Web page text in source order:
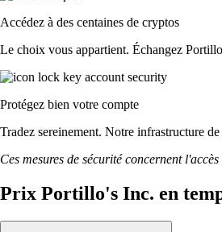
Accédez à des centaines de cryptos
Le choix vous appartient. Échangez
Protégez bien votre compte
Tradez sereinement. Notre infrastructure
Ces mesures de sécurité concernent
Prix Portillo's Inc. en